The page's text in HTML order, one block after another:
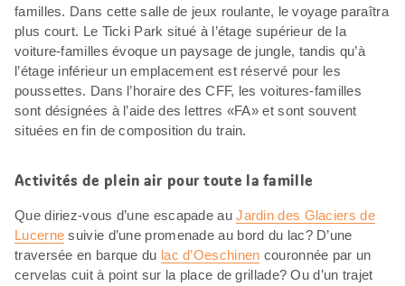
familles. Dans cette salle de jeux roulante, le voyage paraîtra
plus court. Le Ticki Park situé à l’étage supérieur de la
voiture-familles évoque un paysage de jungle, tandis qu’à
l’étage inférieur un emplacement est réservé pour les
poussettes. Dans l’horaire des CFF, les voitures-familles
sont désignées à l’aide des lettres «FA» et sont souvent
situées en fin de composition du train.
Activités de plein air pour toute la famille
Que diriez-vous d’une escapade auJardin des Glaciers de
Lucerne suivie d’une promenade au bord du lac? D’une
traversée en barque du lac d’Oeschinen couronnée par un
cervelas cuit à point sur la place de grillade? Ou d’un trajet